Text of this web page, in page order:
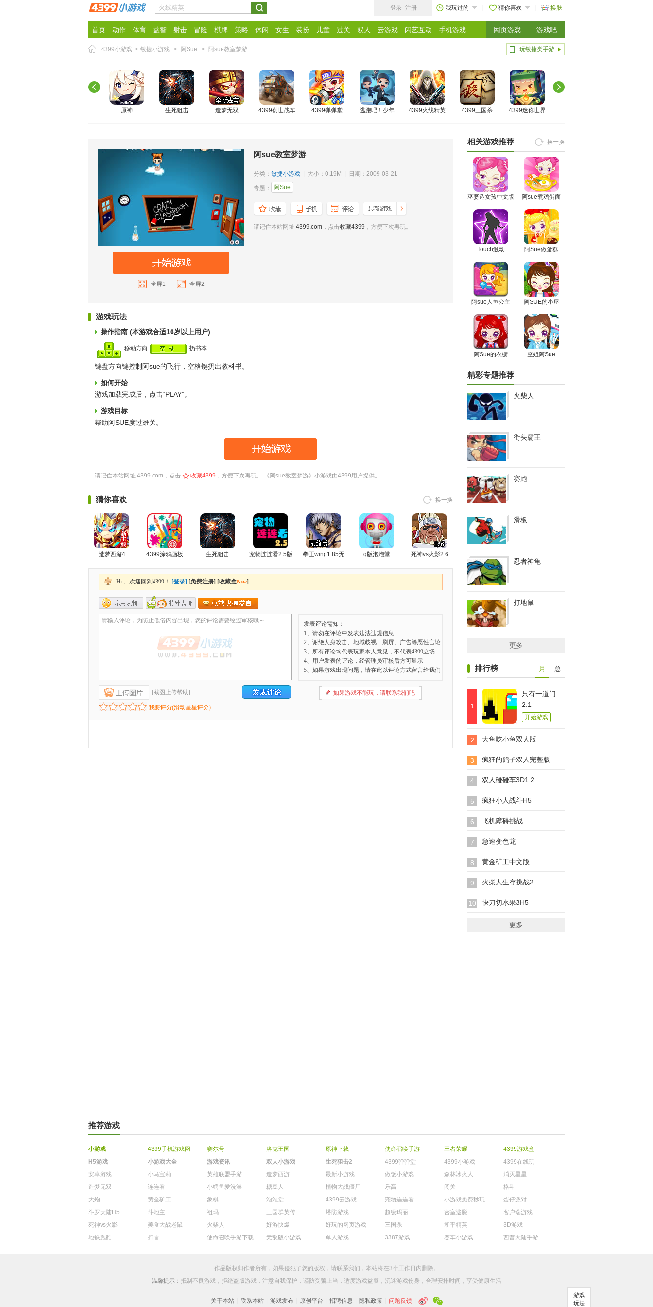
登录 注册 我玩过的 猜你喜欢 换肤
首页 动作 体育 益智 射击 冒险 棋牌 策略 休闲 女生 装扮 儿童 过关 双人 云游戏 闪艺互动 手机游戏 网页游戏 游戏吧
4399小游戏 > 敏捷小游戏 > 阿Sue > 阿sue教室梦游 玩敏捷类手游
原神 生死狙击 造梦无双 4399创世战车 4399弹弹堂 逃跑吧！少年 4399火线精英 4399三国杀 4399迷你世界
全屏1 全屏2
阿sue教室梦游
分类： 敏捷小游戏 | 大小：0.19M | 日期：2009-03-21
专题： 阿Sue
请记住本站网址 4399.com ，点击收藏4399 ，方便下次再玩。
游戏玩法
操作指南 (本游戏合适16岁以上用户)
移动方向 扔书本
键盘方向键控制阿sue的飞行，空格键扔出教科书。
如何开始
游戏加载完成后，点击“PLAY”。
游戏目标
帮助阿SUE度过难关。
请记住本站网址 4399.com ，点击 收藏4399 ，方便下次再玩。 《阿sue教室梦游》小游戏由4399用户提供。
猜你喜欢 换一换
造梦西游4 4399涂鸦画板 生死狙击 宠物连连看2.5版
拳王wing1.85无
q版泡泡堂 死神vs火影2.6
相关游戏推荐 换一换
巫婆造女孩中文版 阿sue煮鸡蛋面
Touch触动 阿Sue做蛋糕
阿sue人鱼公主 阿SUE的小屋
阿Sue的衣橱 空姐阿Sue
精彩专题推荐
火柴人
街头霸王
赛跑
滑板
忍者神龟
打地鼠
更多
排行榜 月 总
1
只有一道门
2.1
开始游戏
2 大鱼吃小鱼双人版
3 疯狂的鸽子双人完整版
4 双人碰碰车3D1.2
5 疯狂小人战斗H5
6 飞机障碍挑战
7 急速变色龙
8 黄金矿工中文版
9 火柴人生存挑战2
10 快刀切水果3H5
更多
推荐游戏
小游戏 4399手机游戏网 赛尔号 洛克王国 原神下载 使命召唤手游 王者荣耀
4399游戏盒
H5游戏
小游戏大全 游戏资讯 双人小游戏 生死狙击2 4399弹弹堂 4399小游戏
4399在线玩
安卓游戏
小马宝莉 英雄联盟手游 造梦西游 最新小游戏 做饭小游戏 森林冰火人
消灭星星
造梦无双
连连看 小鳄鱼爱洗澡 糖豆人 植物大战僵尸 乐高 闯关
格斗
大炮
黄金矿工 象棋 泡泡堂 4399云游戏 宠物连连看 小游戏免费秒玩
蛋仔派对
斗罗大陆H5
斗地主 祖玛 三国群英传 塔防游戏 超级玛丽 密室逃脱
客户端游戏
死神vs火影
美食大战老鼠 火柴人 好游快爆 好玩的网页游戏 三国杀 和平精英
3D游戏
地铁跑酷
扫雷 使命召唤手游下载 无敌版小游戏 单人游戏 3387游戏 赛车小游戏 西普大陆手游
游戏
玩法
作品版权归作者所有，如果侵犯了您的版权，请联系我们 ，本站将在3个工作日内删除。
温馨提示： 抵制不良游戏，拒绝盗版游戏，注意自我保护，谨防受骗上当，适度游戏益脑，沉迷游戏伤身，合理安排时间，享受健康生活
关于本站 联系本站 游戏发布 原创平台 招聘信息 隐私政策 问题反馈